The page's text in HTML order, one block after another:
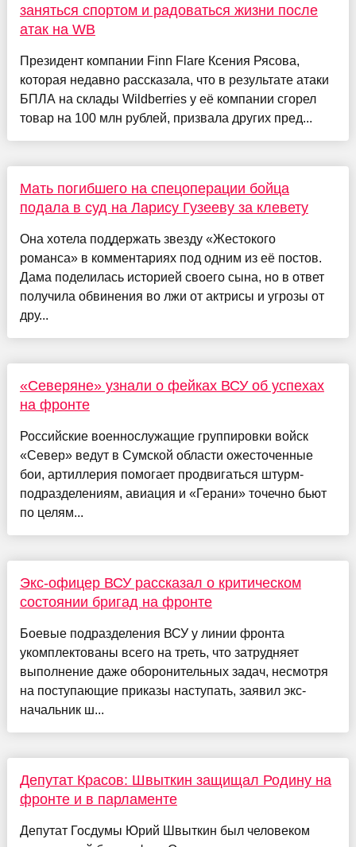
заняться спортом и радоваться жизни после
атак на WB
Президент компании Finn Flare Ксения Рясова,
которая недавно рассказала, что в результате атаки
БПЛА на склады Wildberries у её компании сгорел
товар на 100 млн рублей, призвала других пред...
Мать погибшего на спецоперации бойца
подала в суд на Ларису Гузееву за клевету
Она хотела поддержать звезду «Жестокого
романса» в комментариях под одним из её постов.
Дама поделилась историей своего сына, но в ответ
получила обвинения во лжи от актрисы и угрозы от
дру...
«Северяне» узнали о фейках ВСУ об успехах
на фронте
Российские военнослужащие группировки войск
«Север» ведут в Сумской области ожесточенные
бои, артиллерия помогает продвигаться штурм-
подразделениям, авиация и «Герани» точечно бьют
по целям...
Экс-офицер ВСУ рассказал о критическом
состоянии бригад на фронте
Боевые подразделения ВСУ у линии фронта
укомплектованы всего на треть, что затрудняет
выполнение даже оборонительных задач, несмотря
на поступающие приказы наступать, заявил экс-
начальник ш...
Депутат Красов: Швыткин защищал Родину на
фронте и в парламенте
Депутат Госдумы Юрий Швыткин был человеком